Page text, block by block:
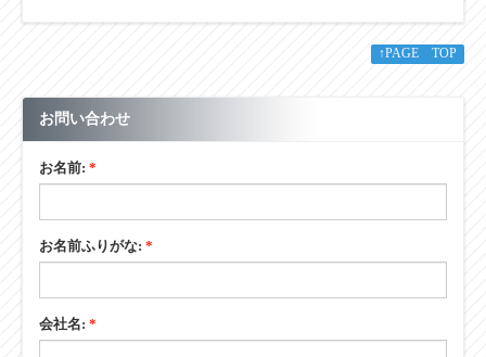
↑PAGE TOP
お問い合わせ
お名前: *
お名前ふりがな: *
会社名: *